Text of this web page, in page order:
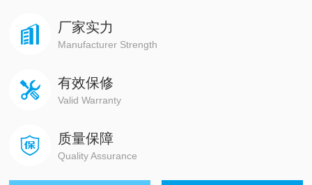
厂家实力
Manufacturer Strength
有效保修
Valid Warranty
质量保障
Quality Assurance